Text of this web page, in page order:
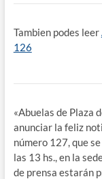
Tambien podes leer
126
«Abuelas de Plaza
anunciar la feliz
número 127, que
las 13 hs., en la
de prensa estarán